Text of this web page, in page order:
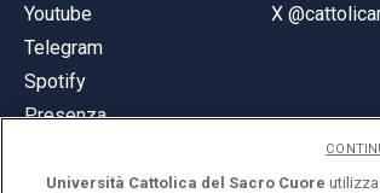
Youtube
Telegram
Spotify
Presenza
X
Università Cattolica del Sacro Cuore